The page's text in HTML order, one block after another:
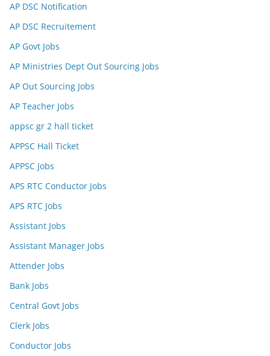
AP DSC Notification
AP DSC Recruitement
AP Govt Jobs
AP Ministries Dept Out Sourcing Jobs
AP Out Sourcing Jobs
AP Teacher Jobs
appsc gr 2 hall ticket
APPSC Hall Ticket
APPSC Jobs
APS RTC Conductor Jobs
APS RTC Jobs
Assistant Jobs
Assistant Manager Jobs
Attender Jobs
Bank Jobs
Central Govt Jobs
Clerk Jobs
Conductor Jobs